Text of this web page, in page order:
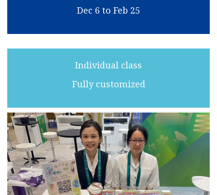
Dec 6 to Feb 25
Individual class
Fully customized